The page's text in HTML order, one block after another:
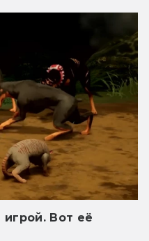
игрой. Вот её